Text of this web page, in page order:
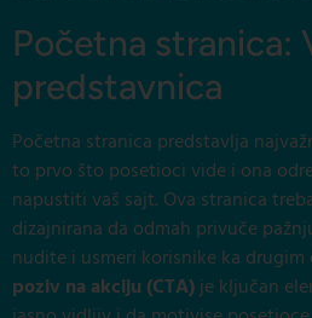
Početna stranica:
predstavnica
Početna stranica predstavlja
to prvo što posetioci vide i ona
napustiti vaš sajt. Ova stranica
dizajnirana da odmah privuče
nudite i usmeri korisnike ka drugim
poziv na akciju (CTA)je ključan